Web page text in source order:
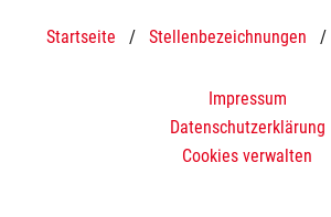
Startseite / Stellenbezeichnungen /
Impressum
Datenschutzerklärung
Cookies verwalten